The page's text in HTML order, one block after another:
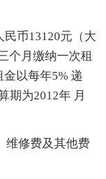
币13120元（大
个月缴纳一次租
以每年5% 递
期为2012年 月
维修费及其他费